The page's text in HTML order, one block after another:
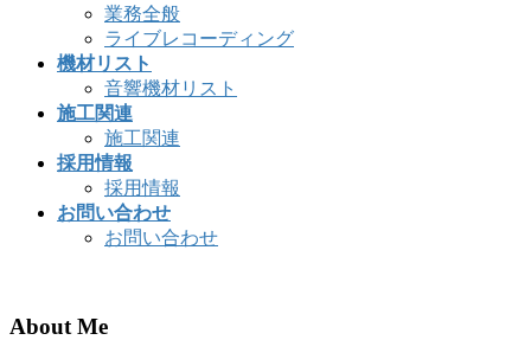
業務全般
ライブレコーディング
機材リスト
音響機材リスト
施工関連
施工関連
採用情報
採用情報
お問い合わせ
お問い合わせ
About Me